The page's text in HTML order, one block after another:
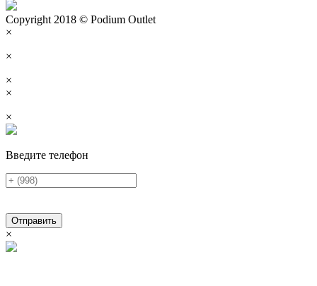
Copyright 2018 © Podium Outlet
×
×
×
×
×
Введите телефон
Отправить
×